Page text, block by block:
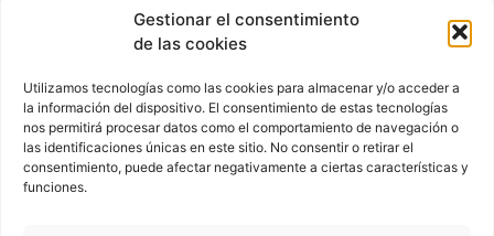
Gestionar el consentimiento
de las cookies
Utilizamos tecnologías como las cookies para almacenar y/o acceder a
la información del dispositivo. El consentimiento de estas tecnologías
nos permitirá procesar datos como el comportamiento de navegación o
las identificaciones únicas en este sitio. No consentir o retirar el
consentimiento, puede afectar negativamente a ciertas características y
funciones.